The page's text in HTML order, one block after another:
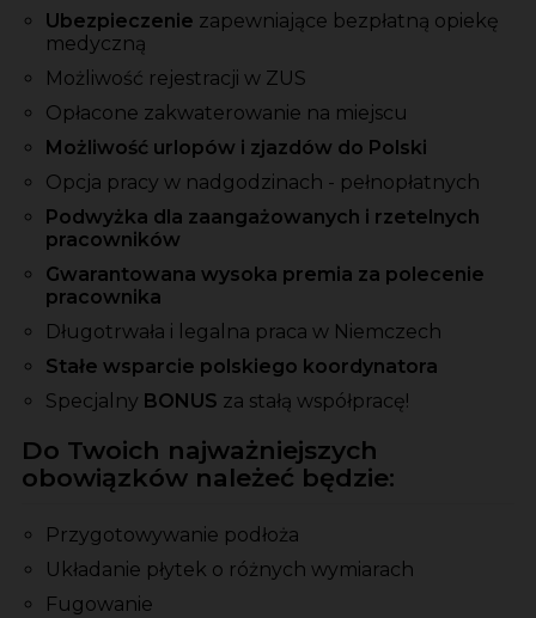
Ubezpieczenie zapewniające bezpłatną opiekę
medyczną
Możliwość rejestracji w ZUS
Opłacone zakwaterowanie na miejscu
Możliwość urlopów i zjazdów do Polski
Opcja pracy w nadgodzinach - pełnopłatnych
Podwyżka dla zaangażowanych i rzetelnych
pracowników
Gwarantowana wysoka premia za polecenie
pracownika
Długotrwała i legalna praca w Niemczech
Stałe wsparcie polskiego koordynatora
Specjalny BONUS za stałą współpracę!
Do Twoich najważniejszych
obowiązków należeć będzie:
Przygotowywanie podłoża
Układanie płytek o różnych wymiarach
Fugowanie